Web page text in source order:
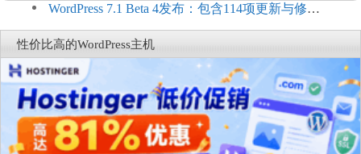
Connect：WordPress商店可保留前台体验并扩展电
商能力
WordPress 7.1 Beta 4发布：包含114项更新与修
复，仅建议在测试环境体验
性价比高的WordPress主机